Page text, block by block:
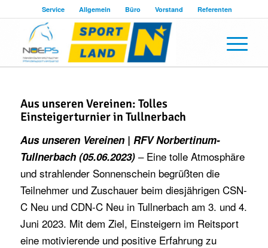
Service Allgemein Büro Vorstand Referenten
Aus unseren Vereinen: Tolles
Einsteigerturnier in Tullnerbach
Aus unseren Vereinen | RFV Norbertinum-
Tullnerbach (05.06.2023)– Eine tolle Atmosphäre
und strahlender Sonnenschein begrüßten die
Teilnehmer und Zuschauer beim diesjährigen CSN-
C Neu und CDN-C Neu in Tullnerbach am 3. und 4.
Juni 2023. Mit dem Ziel, Einsteigern im Reitsport
eine motivierende und positive Erfahrung zu